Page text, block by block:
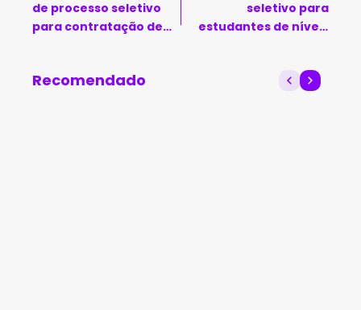
de processo seletivo
para contratação de
seletivo para
estudantes de níveis
Recomendado